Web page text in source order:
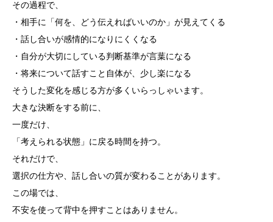
その過程で、
・相手に「何を、どう伝えればいいのか」が見えてくる
・話し合いが感情的になりにくくなる
・自分が大切にしている判断基準が言葉になる
・将来について話すこと自体が、少し楽になる
そうした変化を感じる方が多くいらっしゃいます。
大きな決断をする前に、
一度だけ、
「考えられる状態」に戻る時間を持つ。
それだけで、
選択の仕方や、話し合いの質が変わることがあります。
この場では、
不安を使って背中を押すことはありません。